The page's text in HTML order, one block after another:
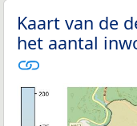
Kaart van de
het aantal